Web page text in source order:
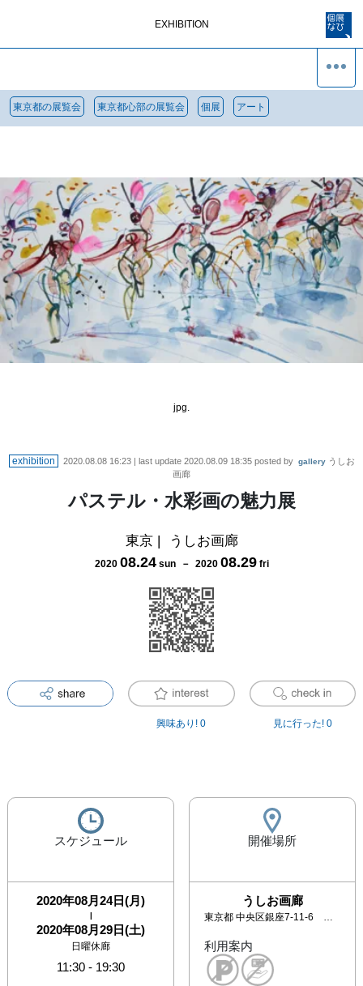
EXHIBITION
東京都の展覧会 東京都心部の展覧会 個展 アート
jpg.
exhibition 2020.08.08 16:23| last update 2020.08.09 18:35posted by gallery うしお
画廊
パステル・水彩画の魅力展
東京| うしお画廊
2020 08.24 sun－ 2020 08.29 fri
興味あり! 0 見に行った! 0
スケジュール
2020年08月24日(月)
|
2020年08月29日(土)
日曜休廊
11:30 - 19:30
開催場所
うしお画廊
東京都 中央区銀座7-11-6 イソノビル3F
利用案内